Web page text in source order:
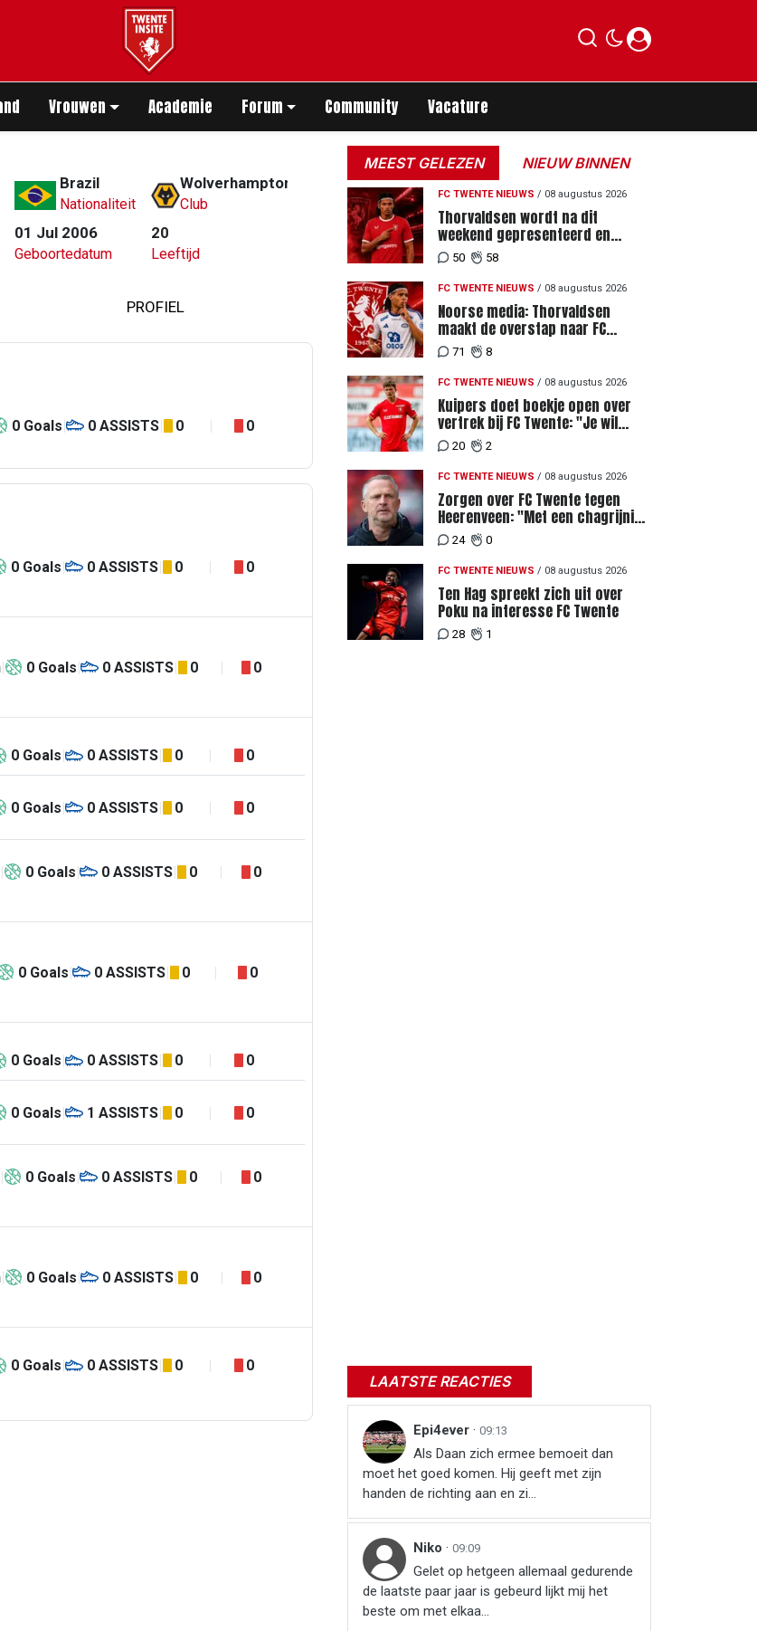
Vrouwen Academie Forum Community Vacature
Brazil
Nationaliteit
Wolverhampton Wanderers
Club
01 Jul 2006
Geboortedatum
20
Leeftijd
PROFIEL
0 Goals 0 ASSISTS 0 0
0 Goals 0 ASSISTS 0 0
0 Goals 0 ASSISTS 0 0
0 Goals 0 ASSISTS 0 0
0 Goals 0 ASSISTS 0 0
0 Goals 0 ASSISTS 0 0
0 Goals 0 ASSISTS 0 0
0 Goals 0 ASSISTS 0 0
0 Goals 1 ASSISTS 0 0
0 Goals 0 ASSISTS 0 0
0 Goals 0 ASSISTS 0 0
0 Goals 0 ASSISTS 0 0
MEEST GELEZEN NIEUW BINNEN
FC TWENTE NIEUWS / 08 augustus 2026
Thorvaldsen wordt na dit
weekend gepresenteerd en
tekent meerjarig contract bij FC
Twente
50 58
FC TWENTE NIEUWS / 08 augustus 2026
Noorse media: Thorvaldsen
maakt de overstap naar FC
Twente
71 8
FC TWENTE NIEUWS / 08 augustus 2026
Kuipers doet boekje open over
vertrek bij FC Twente: "Je wil
ergens heen waar mensen je
waarderen"
20 2
FC TWENTE NIEUWS / 08 augustus 2026
Zorgen over FC Twente tegen
Heerenveen: "Met een chagrijnig
gevoel richting Slowakije"
24 0
FC TWENTE NIEUWS / 08 augustus 2026
Ten Hag spreekt zich uit over
Poku na interesse FC Twente
28 1
LAATSTE REACTIES
Epi4ever · 09:13
Als Daan zich ermee bemoeit dan
moet het goed komen. Hij geeft met zijn
handen de richting aan en zi...
Niko · 09:09
Gelet op hetgeen allemaal gedurende
de laatste paar jaar is gebeurd lijkt mij het
beste om met elkaa...